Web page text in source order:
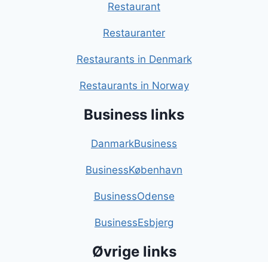
Restaurant
Restauranter
Restaurants in Denmark
Restaurants in Norway
Business links
DanmarkBusiness
BusinessKøbenhavn
BusinessOdense
BusinessEsbjerg
Øvrige links